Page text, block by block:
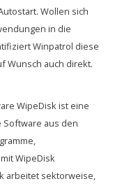
Wollen sich
in die
Winpatrol diese
Wunsch auch direkt.
WipeDisk ist eine
aus den
WipeDisk
arbeitet sektorweise,